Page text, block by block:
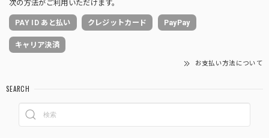
次の方法がご利用いただけます。
PAY ID あと払い クレジットカード PayPay
キャリア決済
お支払い方法について
SEARCH